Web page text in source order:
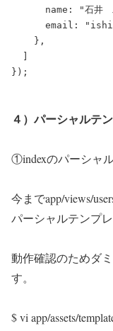
name: "石井　
email:
    },
４）パーシャルテ
①indexのパーシャ
今までapp/views/
パーシャルテンプ
動作確認のためダ
す。
$ vi app/assets/